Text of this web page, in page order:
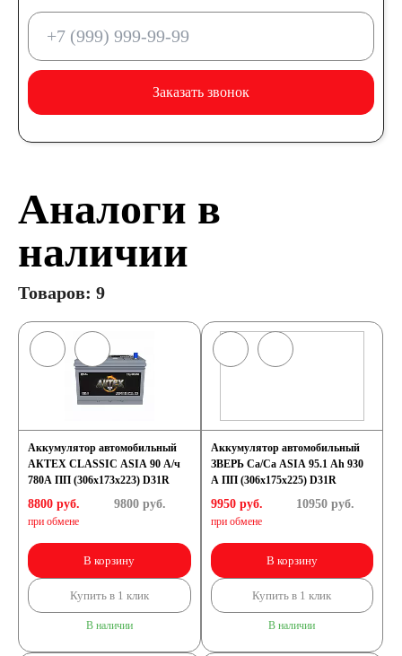
Заказать звонок
Аналоги в
наличии
Товаров: 9
Аккумулятор автомобильный
АКТЕХ CLASSIC ASIA 90 А/ч
780А ПП (306x173x223) D31R
8800 руб.
при обмене
9800руб.
В корзину
Купить в 1 клик
В наличии
Аккумулятор автомобильный
ЗВЕРЬ Са/Са ASIA 95.1 Ah 930
А ПП (306x175x225) D31R
9950 руб.
при обмене
10950 руб.
В корзину
Купить в 1 клик
В наличии